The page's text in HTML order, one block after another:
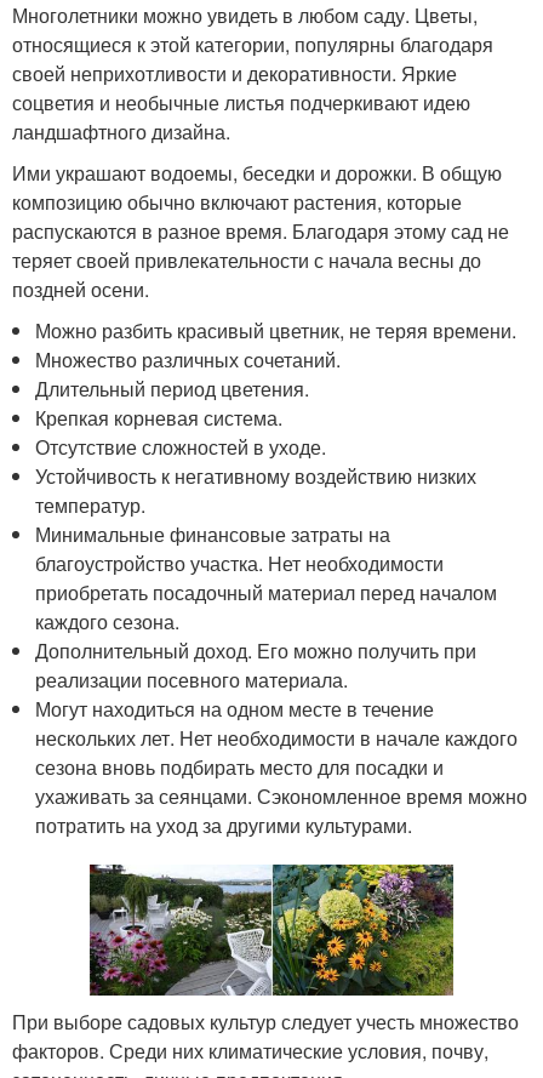
Многолетники можно увидеть в любом саду. Цветы,
относящиеся к этой категории, популярны благодаря
своей неприхотливости и декоративности. Яркие
соцветия и необычные листья подчеркивают идею
ландшафтного дизайна.
Ими украшают водоемы, беседки и дорожки. В общую
композицию обычно включают растения, которые
распускаются в разное время. Благодаря этому сад не
теряет своей привлекательности с начала весны до
поздней осени.
Можно разбить красивый цветник, не теряя времени.
Множество различных сочетаний.
Длительный период цветения.
Крепкая корневая система.
Отсутствие сложностей в уходе.
Устойчивость к негативному воздействию низких
температур.
Минимальные финансовые затраты на
благоустройство участка. Нет необходимости
приобретать посадочный материал перед началом
каждого сезона.
Дополнительный доход. Его можно получить при
реализации посевного материала.
Могут находиться на одном месте в течение
нескольких лет. Нет необходимости в начале каждого
сезона вновь подбирать место для посадки и
ухаживать за сеянцами. Сэкономленное время можно
потратить на уход за другими культурами.
При выборе садовых культур следует учесть множество
факторов. Среди них климатические условия, почву,